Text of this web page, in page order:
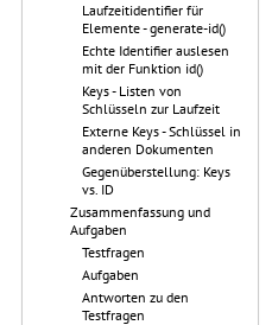
Laufzeitidentifier für
Elemente - generate-id()
Echte Identifier auslesen
mit der Funktion id()
Keys - Listen von
Schlüsseln zur Laufzeit
Externe Keys - Schlüssel in
anderen Dokumenten
Gegenüberstellung: Keys
vs. ID
Zusammenfassung und
Aufgaben
Testfragen
Aufgaben
Antworten zu den
Testfragen